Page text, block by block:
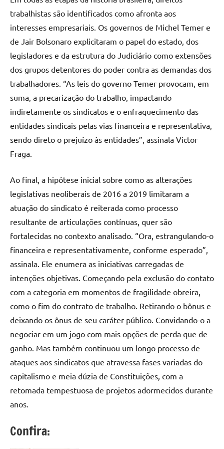
trabalhistas são identificados como afronta aos
interesses empresariais. Os governos de Michel Temer e
de Jair Bolsonaro explicitaram o papel do estado, dos
legisladores e da estrutura do Judiciário como extensões
dos grupos detentores do poder contra as demandas dos
trabalhadores. “As leis do governo Temer provocam, em
suma, a precarização do trabalho, impactando
indiretamente os sindicatos e o enfraquecimento das
entidades sindicais pelas vias financeira e representativa,
sendo direto o prejuízo às entidades”, assinala Victor
Fraga.
Ao final, a hipótese inicial sobre como as alterações
legislativas neoliberais de 2016 a 2019 limitaram a
atuação do sindicato é reiterada como processo
resultante de articulações contínuas, quer são
fortalecidas no contexto analisado. “Ora, estrangulando-o
financeira e representativamente, conforme esperado”,
assinala. Ele enumera as iniciativas carregadas de
intenções objetivas. Começando pela exclusão do contato
com a categoria em momentos de fragilidade obreira,
como o fim do contrato de trabalho. Retirando o bônus e
deixando os ônus de seu caráter público. Convidando-o a
negociar em um jogo com mais opções de perda que de
ganho. Mas também continuou um longo processo de
ataques aos sindicatos que atravessa fases variadas do
capitalismo e meia dúzia de Constituições, com a
retomada tempestuosa de projetos adormecidos durante
anos.
Confira: